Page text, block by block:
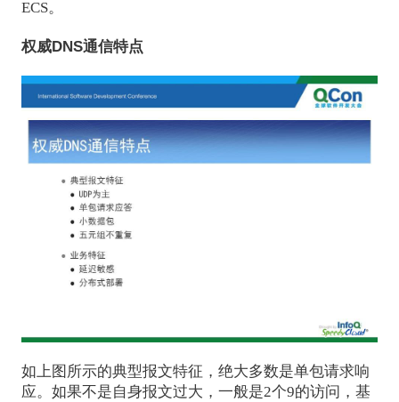
ECS。
权威DNS通信特点
如上图所示的典型报文特征，绝大多数是单包请求响
应。如果不是自身报文过大，一般是2个9的访问，基